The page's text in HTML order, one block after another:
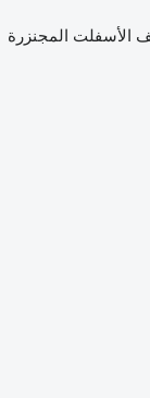
الأسفلت المجنزرة